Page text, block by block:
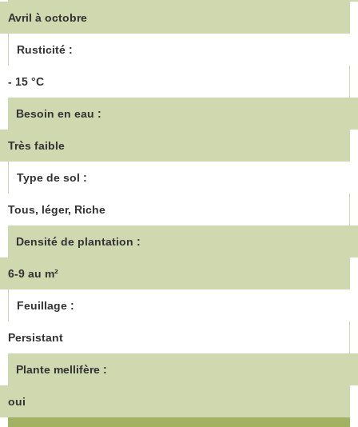
Avril à octobre
Rusticité :
- 15 °C
Besoin en eau :
Très faible
Type de sol :
Tous, léger, Riche
Densité de plantation :
6-9 au m²
Feuillage :
Persistant
Plante mellifère :
oui